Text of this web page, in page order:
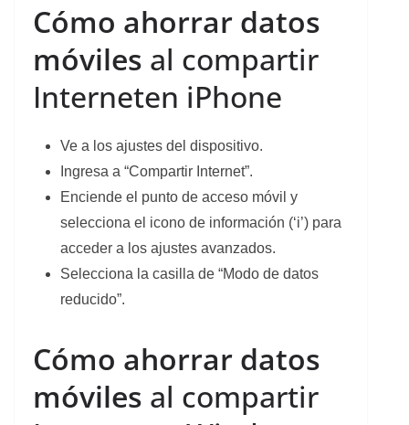
Cómo ahorrar datos
móviles al compartir
Interneten iPhone
Ve a los ajustes del dispositivo.
Ingresa a “Compartir Internet”.
Enciende el punto de acceso móvil y
selecciona el icono de información (‘i’) para
acceder a los ajustes avanzados.
Selecciona la casilla de “Modo de datos
reducido”.
Cómo ahorrar datos
móviles al compartir